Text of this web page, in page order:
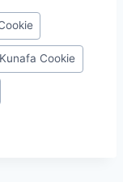
Kunafa Cookie